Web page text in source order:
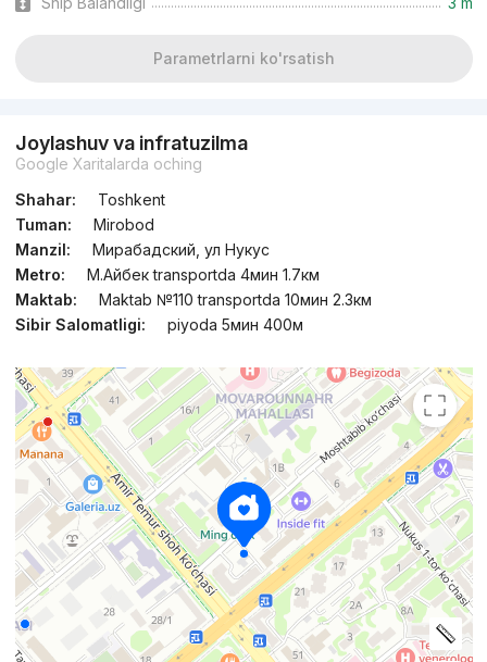
Parametrlarni ko'rsatish
Joylashuv va infratuzilma
Google Xaritalarda oching
Shahar:
Toshkent
Tuman:
Mirobod
Manzil:
Мирабадский, ул Нукус
Metro:
М.Айбек transportda 4мин 1.7км
Maktab:
Maktab №110 transportda 10мин 2.3км
Sibir Salomatligi:
piyoda 5мин 400м